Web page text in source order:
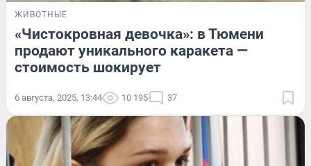
ЖИВОТНЫЕ
«Чистокровная девочка»: в Тюмени
продают уникального каракета —
стоимость шокирует
6 августа, 2025, 13:44 10 195 37